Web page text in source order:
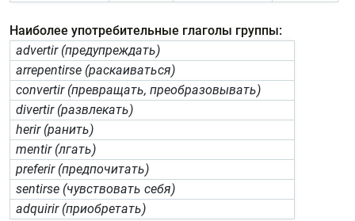
Наиболее употребительные глаголы группы:
advertir (предупреждать)
arrepentirse (раскаиваться)
convertir (превращать, преобразовывать)
divertir (развлекать)
herir (ранить)
mentir (лгать)
preferir (предпочитать)
sentirse (чувствовать себя)
adquirir (приобретать)